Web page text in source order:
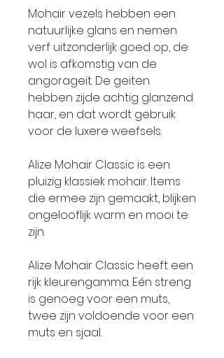
Mohair vezels hebben een
natuurlijke glans en nemen
verf uitzonderlijk goed op, de
wol is afkomstig van de
angorageit. De geiten
hebben zijde achtig glanzend
haar, en dat wordt gebruik
voor de luxere weefsels.
Alize Mohair Classic is een
pluizig klassiek mohair. Items
die ermee zijn gemaakt, blijken
ongelooflijk warm en mooi te
zijn.
Alize Mohair Classic heeft een
rijk kleurengamma. Eén streng
is genoeg voor een muts,
twee zijn voldoende voor een
muts en sjaal.